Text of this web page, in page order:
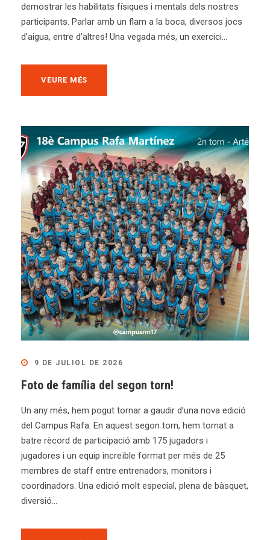
demostrar les habilitats físiques i mentals dels nostres
participants. Parlar amb un flam a la boca, diversos jocs
d’aigua, entre d’altres! Una vegada més, un exercici...
VEURE MÉS
9 DE JULIOL DE 2026
Foto de família del segon torn!
Un any més, hem pogut tornar a gaudir d’una nova edició
del Campus Rafa. En aquest segon torn, hem tornat a
batre rècord de participació amb 175 jugadors i
jugadores i un equip increïble format per més de 25
membres de staff entre entrenadors, monitors i
coordinadors. Una edició molt especial, plena de bàsquet,
diversió...